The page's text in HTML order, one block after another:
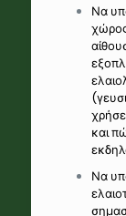
Να
και
Να